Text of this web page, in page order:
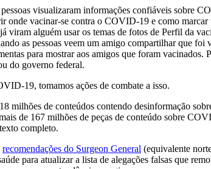
visualizaram informações confiáveis sobre
onde vacinar-se contra o COVID-19 e como
viram alguém usar os temas de fotos de Perfil da
as pessoas veem um amigo compartilhar que foi
para mostrar aos amigos que foram
do governo federal.
19, tomamos ações de combate a isso.
milhões de conteúdos contendo desinformação
de 167 milhões de peças de conteúdo sobre
completo.
recomendações do Surgeon General (equivalente
para atualizar a lista de alegações falsas que